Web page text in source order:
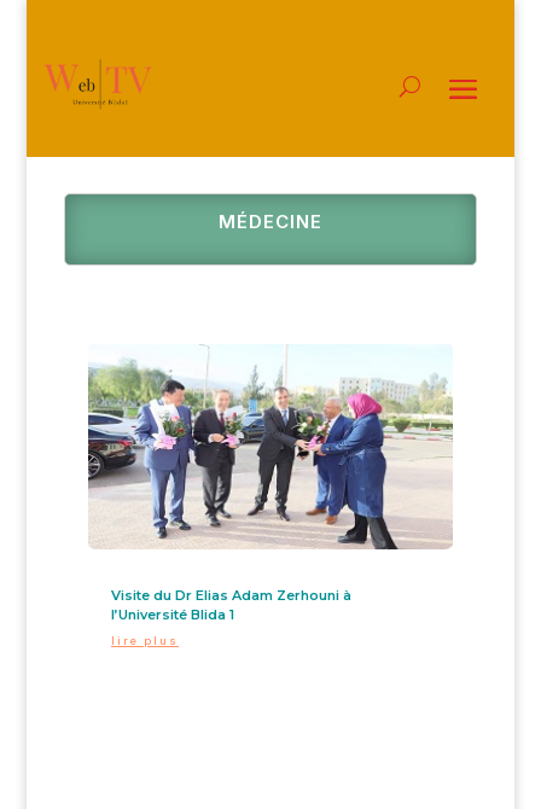
MÉDECINE
Visite du Dr Elias Adam Zerhouni à
l’Université Blida 1
lire plus